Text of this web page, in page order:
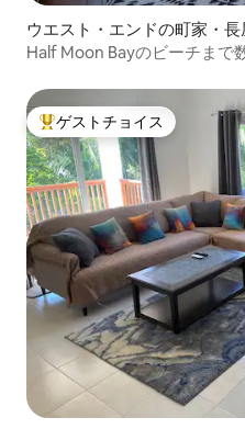
ウエスト・エンドの町家・長
Half Moon Bayのビーチまで
大好評のゲストチョイスです
ゲストチョイス